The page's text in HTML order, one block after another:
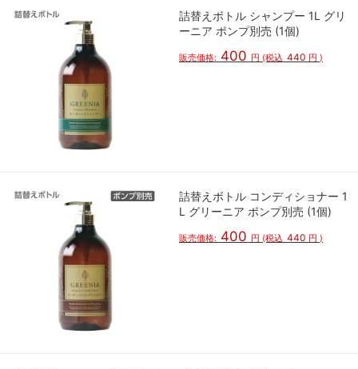
詰替えボトル シャンプー 1L グリ
ーニア ポンプ別売 (1個)
販売価格: 400 円 (税込 440 円 )
詰替えボトル コンディショナー 1
L グリーニア ポンプ別売 (1個)
販売価格: 400 円 (税込 440 円 )